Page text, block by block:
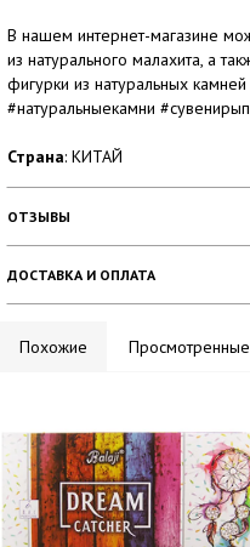
В нашем интернет-магазине
из натурального малахита, а
фигурки из натуральных
#натуральныекамни
Страна: КИТАЙ
ОТЗЫВЫ
ДОСТАВКА И ОПЛАТА
Похожие Просмотренные